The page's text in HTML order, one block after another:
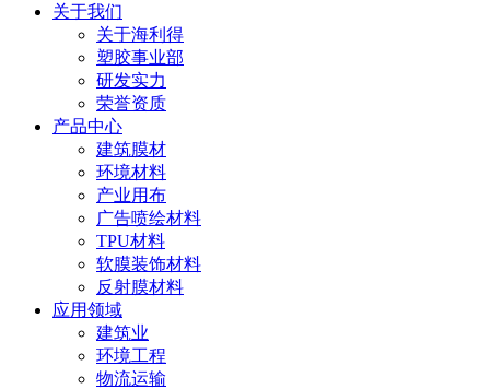
关于我们
关于海利得
塑胶事业部
研发实力
荣誉资质
产品中心
建筑膜材
环境材料
产业用布
广告喷绘材料
TPU材料
软膜装饰材料
反射膜材料
应用领域
建筑业
环境工程
物流运输